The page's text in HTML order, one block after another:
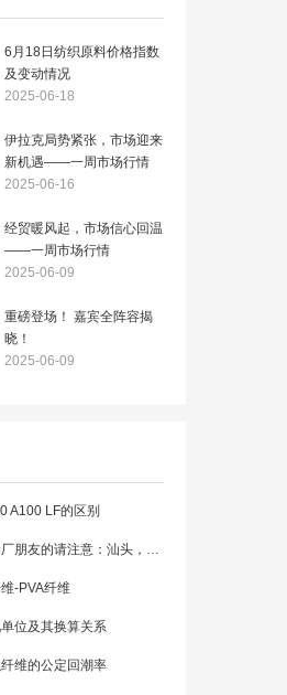
6月18日纺织原料价格指数
及变动情况
2025-06-18
伊拉克局势紧张，市场迎来
新机遇——一周市场行情
（2025.6.16）
2025-06-16
经贸暖风起，市场信心回温
——一周市场行情
（2025.6.09）
2025-06-09
重磅登场！ 嘉宾全阵容揭
晓！
2025-06-09
A100 LF的区别
意：汕头，肇庆，广州，东莞多家印染被查封关停
-PVA纤维
位及其换算关系
维的公定回潮率